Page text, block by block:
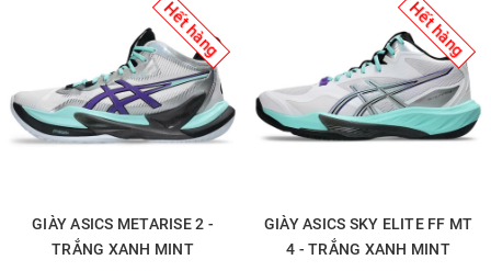
Hết hàng
GIÀY ASICS METARISE 2 -
TRẮNG XANH MINT
Hết hàng
GIÀY ASICS SKY ELITE FF MT
4 - TRẮNG XANH MINT